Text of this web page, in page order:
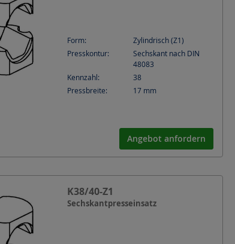
Form:
Zylindrisch (Z1)
Presskontur:
Sechskant nach DIN
48083
Kennzahl:
38
Pressbreite:
17 mm
Angebot anfordern
K38/40-Z1
Sechskantpresseinsatz